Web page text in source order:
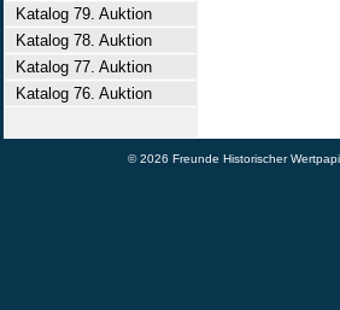
Katalog 79. Auktion
Katalog 78. Auktion
Katalog 77. Auktion
Katalog 76. Auktion
© 2026 Freunde Historischer